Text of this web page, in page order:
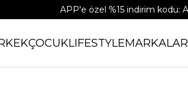
APP'e özel %15 indirim kodu:
ÇOCUKLIFESTYLEMARKALAR